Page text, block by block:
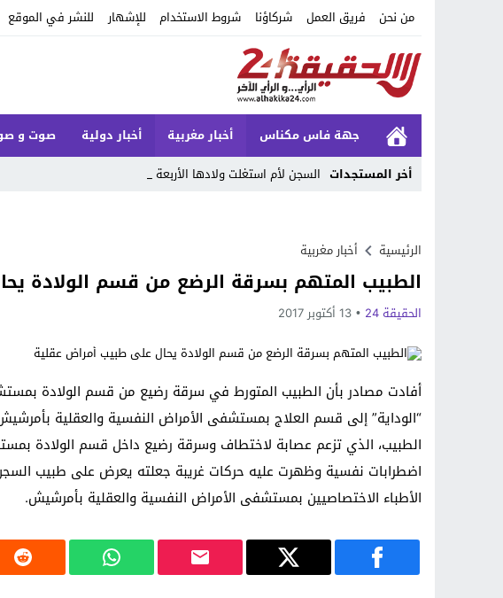
من نحن فريق العمل شركاؤنا شروط الاستخدام للإشهار للنشر في الموقع
جهة فاس مكناس أخبار مغربية أخبار دولية صوت و
أخر المستجدات السجن لأم استغلت ولادها الأربعة فال _
Previous
Next
الرئيسية أخبار مغربية
الطبيب المتهم بسرقة الرضع من قسم الولادة
الحقيقة 24 13 أكتوبر 2017
أفادت مصادر بأن الطبيب المتورط في سرقة رضيع من قسم الولادة
“الوداية” إلى قسم العلاج بمستشفى الأمراض النفسية والعقلية بأمرشيش
الطبيب، الذي تزعم عصابة لاختطاف وسرقة رضيع داخل قسم الولادة
اضطرابات نفسية وظهرت عليه حركات غريبة جعلته يعرض على طبيب السجن
الأطباء الاختصاصيين بمستشفى الأمراض النفسية والعقلية بأمرشيش.